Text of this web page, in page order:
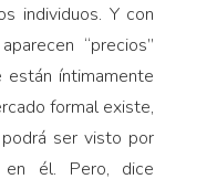
individuos. Y con
“precios”
íntimamente
formal existe,
ser visto por
él. Pero, dice